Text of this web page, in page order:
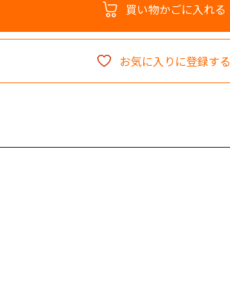
買い物かごに入れる
お気に入りに登録する